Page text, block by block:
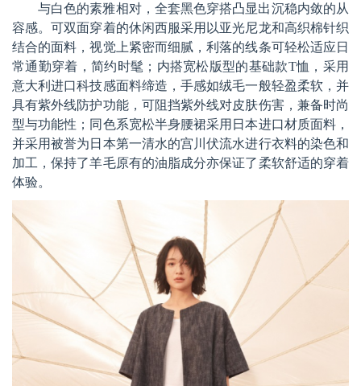
与白色的素雅相对，全套黑色穿搭凸显出沉稳内敛的从
容感。可双面穿着的休闲西服采用以亚光尼龙和高织棉针织
结合的面料，视觉上紧密而细腻，利落的线条可轻松适应日
常通勤穿着，简约时髦；内搭宽松版型的基础款T恤，采用
意大利进口科技感面料缔造，手感如绒毛一般轻盈柔软，并
具有紫外线防护功能，可阻挡紫外线对皮肤伤害，兼备时尚
型与功能性；同色系宽松半身腰裙采用日本进口材质面料，
并采用被誉为日本第一清水的宫川伏流水进行衣料的染色和
加工，保持了羊毛原有的油脂成分亦保证了柔软舒适的穿着
体验。